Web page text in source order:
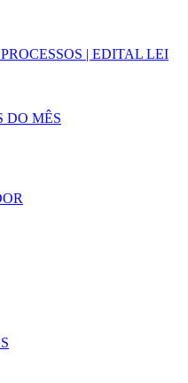
| EDITAL LEI
DO MÊS